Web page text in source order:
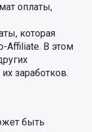
оплаты,
которая
Affiliate. В этом
заработков.
быть